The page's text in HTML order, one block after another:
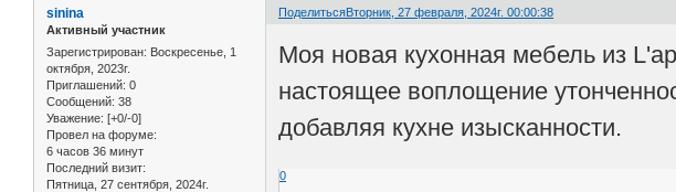
ПоделитьсяВторник, 27 февраля, 2024г. 00:00:38
sinina
Активный участник
Зарегистрирован: Воскресенье, 1
октября, 2023г.
Приглашений: 0
Сообщений: 38
Уважение: [+0/-0]
Провел на форуме:
6 часов 36 минут
Последний визит:
Пятница, 27 сентября, 2024г.
Моя новая кухонная мебель из
настоящее воплощение
добавляя кухне изысканности.
0